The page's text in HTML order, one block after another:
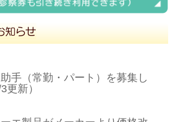
手（常勤・パート）を募集し
更新）